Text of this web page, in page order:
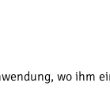
wo ihm